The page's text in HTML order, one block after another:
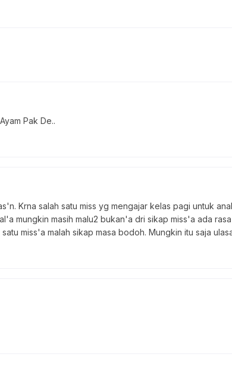
Pak De..
Krna salah satu miss yg mengajar kelas pagi untuk
mungkin masih malu2 bukan'a dri sikap miss'a ada
miss'a malah sikap masa bodoh. Mungkin itu saja